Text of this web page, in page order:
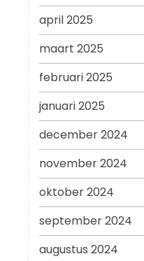
april 2025
maart 2025
februari 2025
januari 2025
december 2024
november 2024
oktober 2024
september 2024
augustus 2024